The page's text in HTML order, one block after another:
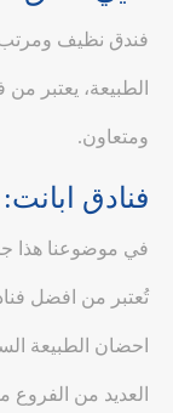
فندق نظيف ومرتب
الطبيعة، يعتبر
ومتعاون.
فنادق ابانت:
في موضوعنا هذا
تُعتبر من افضل
احضان الطبيعة
العديد من الفروع